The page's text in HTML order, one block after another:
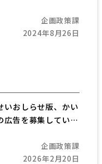
企画政策課
2024年8月26日
いおしらせ版、かい
広告を募集していま
企画政策課
2026年2月20日